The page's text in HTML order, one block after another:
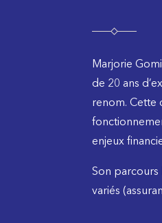
Marjorie
de 20 ans
renom. Cette
enjeux
Son parcours
variés